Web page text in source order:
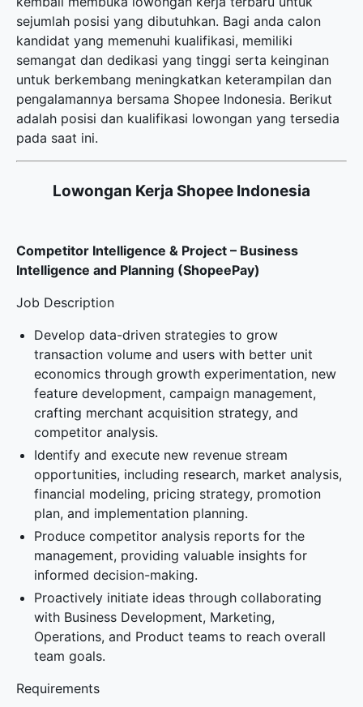
sejumlah posisi yang dibutuhkan. Bagi anda calon
kandidat yang memenuhi kualifikasi, memiliki
semangat dan dedikasi yang tinggi serta keinginan
untuk berkembang meningkatkan keterampilan dan
pengalamannya bersama Shopee Indonesia. Berikut
adalah posisi dan kualifikasi lowongan yang tersedia
pada saat ini.
Lowongan Kerja Shopee Indonesia
Competitor Intelligence & Project – Business
Intelligence and Planning (ShopeePay)
Job Description
Develop data-driven strategies to grow
transaction volume and users with better unit
economics through growth experimentation, new
feature development, campaign management,
crafting merchant acquisition strategy, and
competitor analysis.
Identify and execute new revenue stream
opportunities, including research, market analysis,
financial modeling, pricing strategy, promotion
plan, and implementation planning.
Produce competitor analysis reports for the
management, providing valuable insights for
informed decision-making.
Proactively initiate ideas through collaborating
with Business Development, Marketing,
Operations, and Product teams to reach overall
team goals.
Requirements